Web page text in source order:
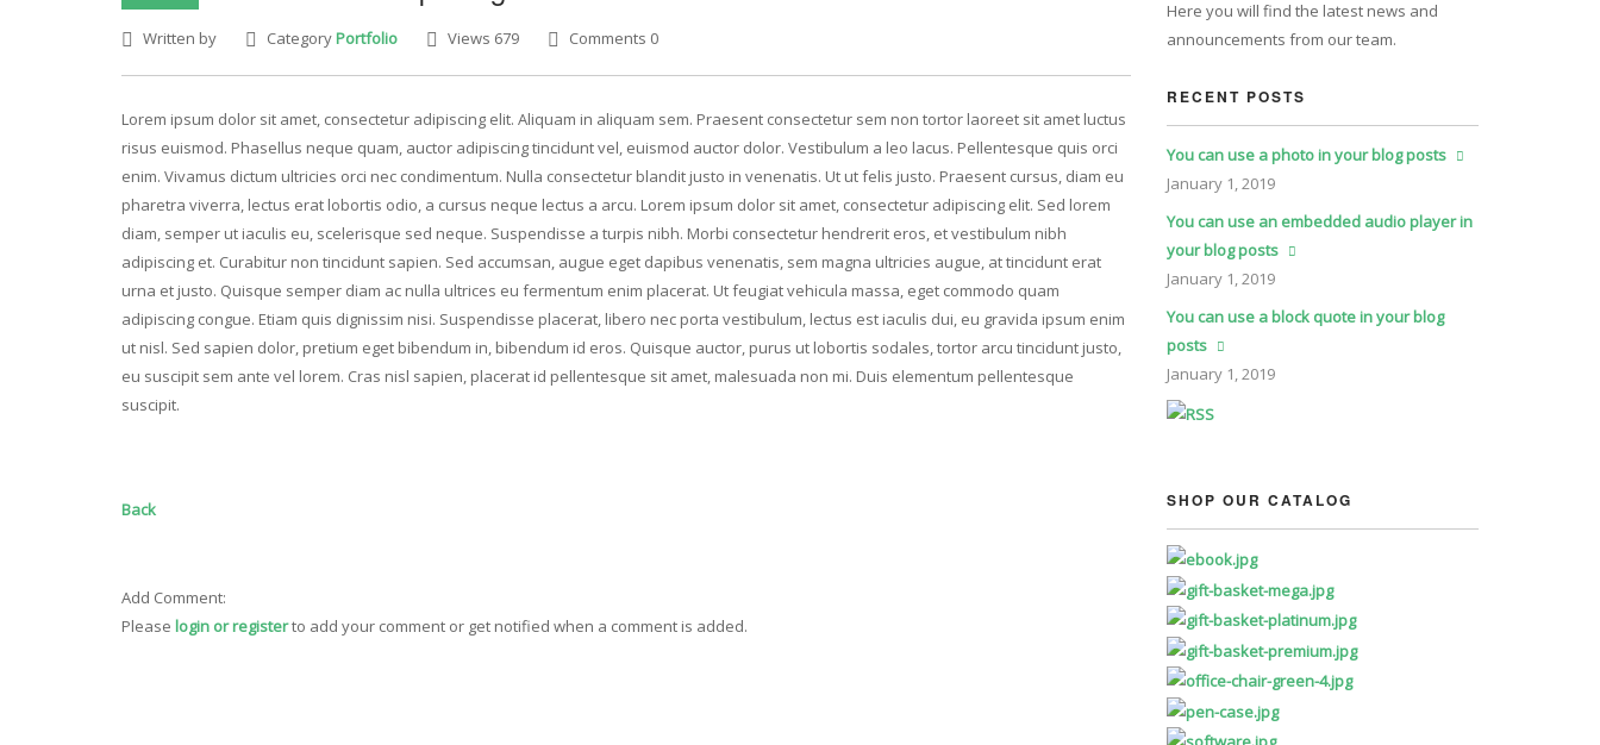
Written by CategoryPortfolio Views 679 Comments 0
Lorem ipsum dolor sit amet, consectetur adipiscing elit. Aliquam in aliquam sem. Praesent consectetur sem non tortor laoreet sit amet luctus
risus euismod. Phasellus neque quam, auctor adipiscing tincidunt vel, euismod auctor dolor. Vestibulum a leo lacus. Pellentesque quis orci
enim. Vivamus dictum ultricies orci nec condimentum. Nulla consectetur blandit justo in venenatis. Ut ut felis justo. Praesent cursus, diam eu
pharetra viverra, lectus erat lobortis odio, a cursus neque lectus a arcu. Lorem ipsum dolor sit amet, consectetur adipiscing elit. Sed lorem
diam, semper ut iaculis eu, scelerisque sed neque. Suspendisse a turpis nibh. Morbi consectetur hendrerit eros, et vestibulum nibh
adipiscing et. Curabitur non tincidunt sapien. Sed accumsan, augue eget dapibus venenatis, sem magna ultricies augue, at tincidunt erat
urna et justo. Quisque semper diam ac nulla ultrices eu fermentum enim placerat. Ut feugiat vehicula massa, eget commodo quam
adipiscing congue. Etiam quis dignissim nisi. Suspendisse placerat, libero nec porta vestibulum, lectus est iaculis dui, eu gravida ipsum enim
ut nisl. Sed sapien dolor, pretium eget bibendum in, bibendum id eros. Quisque auctor, purus ut lobortis sodales, tortor arcu tincidunt justo,
eu suscipit sem ante vel lorem. Cras nisl sapien, placerat id pellentesque sit amet, malesuada non mi. Duis elementum pellentesque
suscipit.
Back
Add Comment:
Please login or registerto add your comment or get notified when a comment is added.
Here you will find the latest news and
announcements from our team.
RECENT POSTS
You can use a photo in your blog posts
January 1, 2019
You can use an embedded audio player in
your blog posts
January 1, 2019
You can use a block quote in your blog
posts
January 1, 2019
SHOP OUR CATALOG